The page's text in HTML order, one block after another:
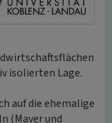
isolierten Lage.
auf die ehemalige
(Mayer und